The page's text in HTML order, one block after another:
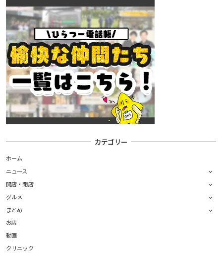
カテゴリー
ホーム
ニュース
開店・閉店
グルメ
まとめ
お店
動画
クリニック